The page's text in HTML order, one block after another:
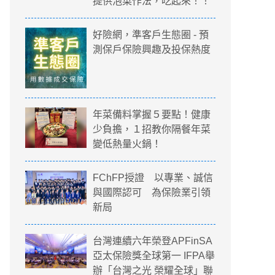
菜跌到銅板價！營養師提供泡菜作法，
好險網，準客戶生態圈 - 預
測保戶保險興趣及投保熱度
年菜備料掌握５要點！健康
少負擔，１招教你隔餐年菜
變低熱量火鍋！
FChFP授證 以專業、誠信
與國際認可 為保險業引領
新局
台灣連續六年榮登APFinSA
亞太保險獎全球第一 IFPA舉
辦「台灣之光 榮耀全球」聯